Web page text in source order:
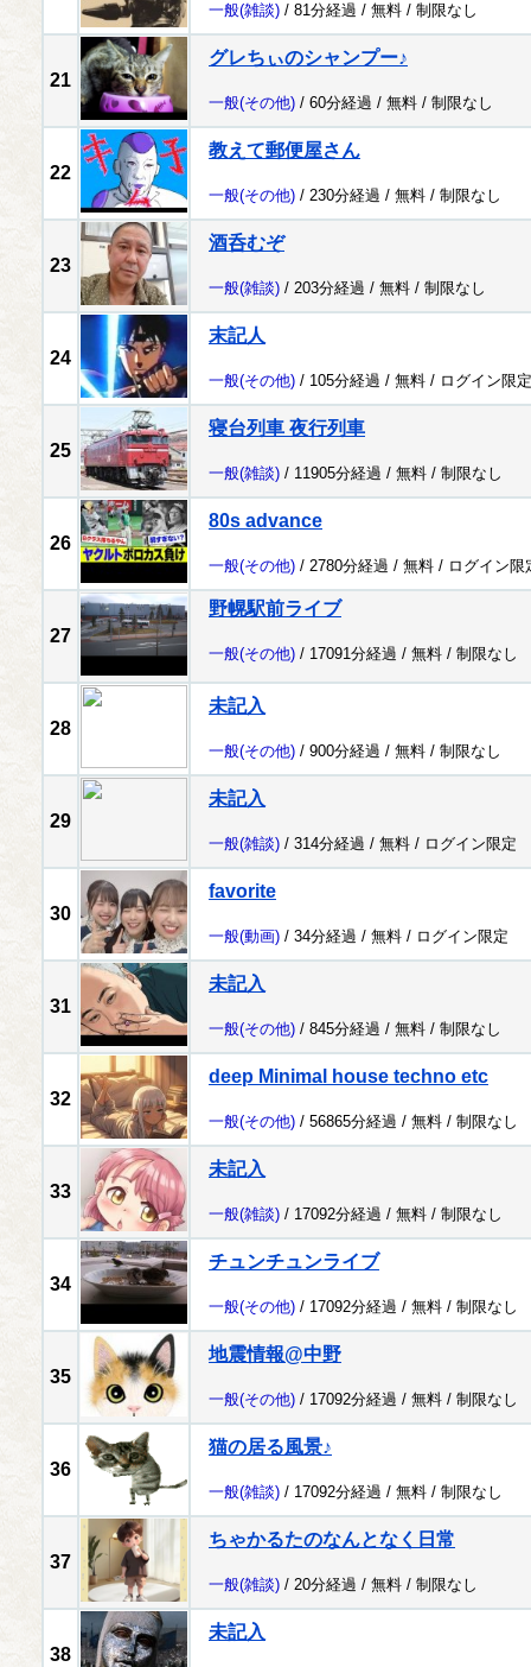
一般(雑談) / 81分経過 / 無料 / 制限なし
21
グレちぃのシャンプー♪
一般(その他) / 60分経過 / 無料 / 制限なし
22
教えて郵便屋さん
一般(その他) / 230分経過 / 無料 / 制限なし
23
酒呑むぞ
一般(雑談) / 203分経過 / 無料 / 制限なし
24
末記人
一般(その他) / 105分経過 / 無料 / ログイン限定
25
寝台列車 夜行列車
一般(雑談) / 11905分経過 / 無料 / 制限なし
26
80s advance
一般(その他) / 2780分経過 / 無料 / ログイン限
27
野幌駅前ライブ
一般(その他) / 17091分経過 / 無料 / 制限なし
28
未記入
一般(その他) / 900分経過 / 無料 / 制限なし
29
未記入
一般(雑談) / 314分経過 / 無料 / ログイン限定
30
favorite
一般(動画) / 34分経過 / 無料 / ログイン限定
31
未記入
一般(その他) / 845分経過 / 無料 / 制限なし
32
deep Minimal house techno etc
一般(その他) / 56865分経過 / 無料 / 制限なし
33
未記入
一般(雑談) / 17092分経過 / 無料 / 制限なし
34
チュンチュンライブ
一般(その他) / 17092分経過 / 無料 / 制限なし
35
地震情報@中野
一般(その他) / 17092分経過 / 無料 / 制限なし
36
猫の居る風景♪
一般(雑談) / 17092分経過 / 無料 / 制限なし
37
ちゃかるたのなんとなく日常
一般(雑談) / 20分経過 / 無料 / 制限なし
38
未記入